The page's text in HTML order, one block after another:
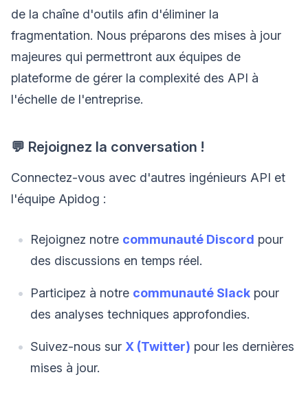
de la chaîne d'outils afin d'éliminer la
fragmentation. Nous préparons des mises à jour
majeures qui permettront aux équipes de
plateforme de gérer la complexité des API à
l'échelle de l'entreprise.
💬 Rejoignez la conversation !
Connectez-vous avec d'autres ingénieurs API et
l'équipe Apidog :
Rejoignez notre communauté Discord pour
des discussions en temps réel.
Participez à notre communauté Slack pour
des analyses techniques approfondies.
Suivez-nous sur X (Twitter) pour les dernières
mises à jour.